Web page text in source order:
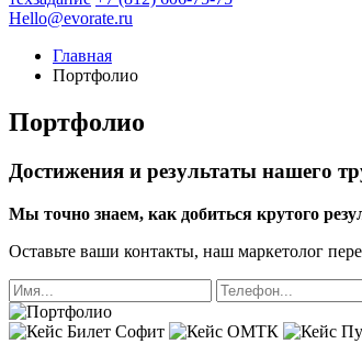
Hello@evorate.ru
Главная
Портфолио
Портфолио
Достижения и результаты нашего
Мы точно знаем, как добиться крутого
Оставьте ваши контакты, наш маркетолог